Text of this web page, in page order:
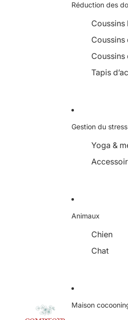
Réduction des
Coussins
Coussins
Tapis
Gestion du
Yoga &
Animaux
Chien
Chat
Maison